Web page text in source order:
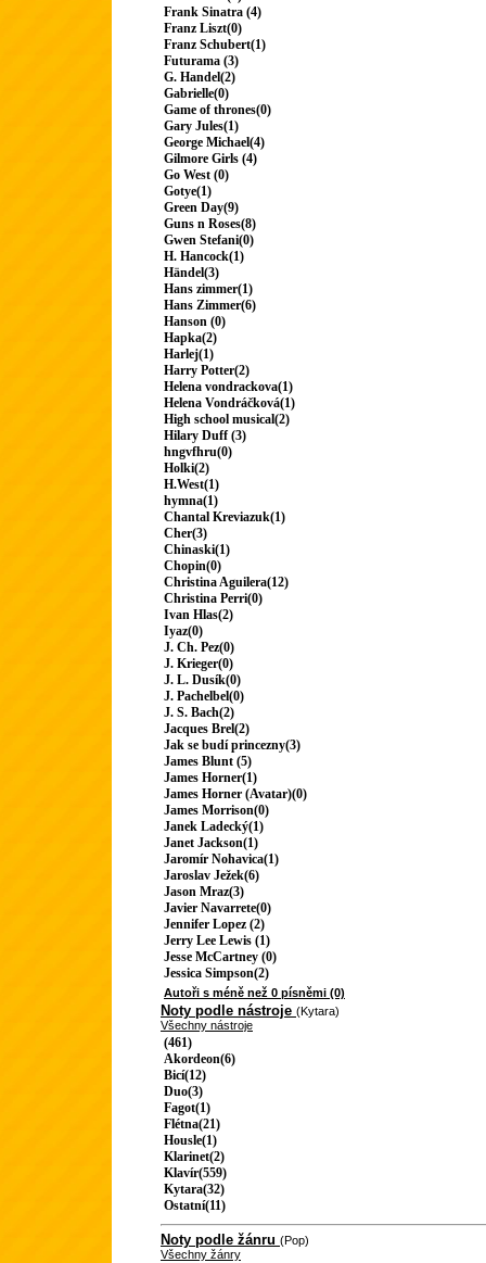
Frank Sinatra (4)
Franz Liszt(0)
Franz Schubert(1)
Futurama (3)
G. Handel(2)
Gabrielle(0)
Game of thrones(0)
Gary Jules(1)
George Michael(4)
Gilmore Girls (4)
Go West (0)
Gotye(1)
Green Day(9)
Guns n Roses(8)
Gwen Stefani(0)
H. Hancock(1)
Händel(3)
Hans zimmer(1)
Hans Zimmer(6)
Hanson (0)
Hapka(2)
Harlej(1)
Harry Potter(2)
Helena vondrackova(1)
Helena Vondráčková(1)
High school musical(2)
Hilary Duff (3)
hngvfhru(0)
Holki(2)
H.West(1)
hymna(1)
Chantal Kreviazuk(1)
Cher(3)
Chinaski(1)
Chopin(0)
Christina Aguilera(12)
Christina Perri(0)
Ivan Hlas(2)
Iyaz(0)
J. Ch. Pez(0)
J. Krieger(0)
J. L. Dusík(0)
J. Pachelbel(0)
J. S. Bach(2)
Jacques Brel(2)
Jak se budí princezny(3)
James Blunt (5)
James Horner(1)
James Horner (Avatar)(0)
James Morrison(0)
Janek Ladecký(1)
Janet Jackson(1)
Jaromír Nohavica(1)
Jaroslav Ježek(6)
Jason Mraz(3)
Javier Navarrete(0)
Jennifer Lopez (2)
Jerry Lee Lewis (1)
Jesse McCartney (0)
Jessica Simpson(2)
Autoři s méně než 0 písněmi (0)
Noty podle nástroje (Kytara)
Všechny nástroje
(461)
Akordeon(6)
Bicí(12)
Duo(3)
Fagot(1)
Flétna(21)
Housle(1)
Klarinet(2)
Klavír(559)
Kytara(32)
Ostatní(11)
Noty podle žánru (Pop)
Všechny žánry